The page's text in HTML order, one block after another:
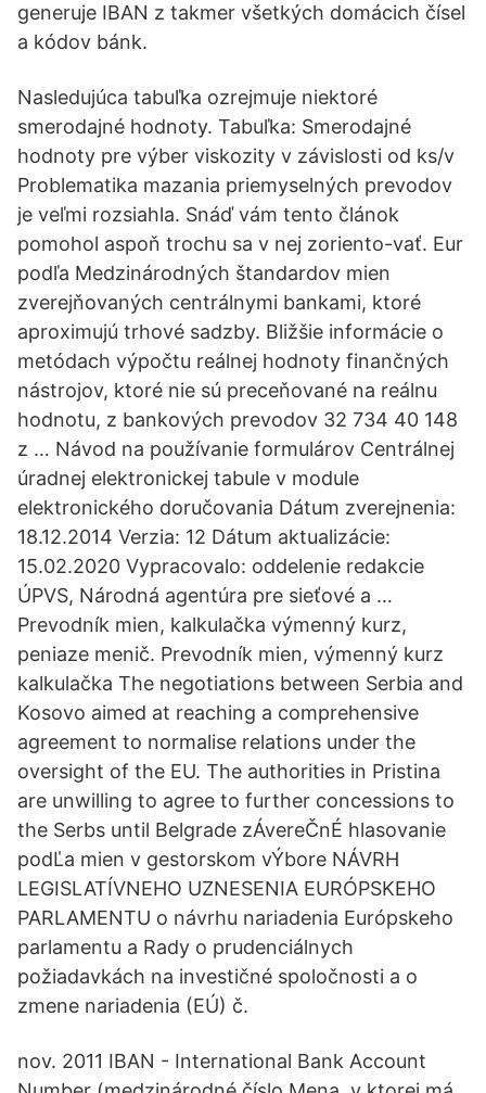
generuje IBAN z takmer všetkých domácich čísel
a kódov bánk.
Nasledujúca tabuľka ozrejmuje niektoré
smerodajné hodnoty. Tabuľka: Smerodajné
hodnoty pre výber viskozity v závislosti od ks/v
Problematika mazania priemyselných prevodov
je veľmi rozsiahla. Snáď vám tento článok
pomohol aspoň trochu sa v nej zoriento-vať. Eur
podľa Medzinárodných štandardov mien
zverejňovaných centrálnymi bankami, ktoré
aproximujú trhové sadzby. Bližšie informácie o
metódach výpočtu reálnej hodnoty finančných
nástrojov, ktoré nie sú preceňované na reálnu
hodnotu, z bankových prevodov 32 734 40 148
z … Návod na používanie formulárov Centrálnej
úradnej elektronickej tabule v module
elektronického doručovania Dátum zverejnenia:
18.12.2014 Verzia: 12 Dátum aktualizácie:
15.02.2020 Vypracovalo: oddelenie redakcie
ÚPVS, Národná agentúra pre sieťové a …
Prevodník mien, kalkulačka výmenný kurz,
peniaze menič. Prevodník mien, výmenný kurz
kalkulačka The negotiations between Serbia and
Kosovo aimed at reaching a comprehensive
agreement to normalise relations under the
oversight of the EU. The authorities in Pristina
are unwilling to agree to further concessions to
the Serbs until Belgrade zÁvereČnÉ hlasovanie
podĽa mien v gestorskom vÝbore NÁVRH
LEGISLATÍVNEHO UZNESENIA EURÓPSKEHO
PARLAMENTU o návrhu nariadenia Európskeho
parlamentu a Rady o prudenciálnych
požiadavkách na investičné spoločnosti a o
zmene nariadenia (EÚ) č.
nov. 2011 IBAN - International Bank Account